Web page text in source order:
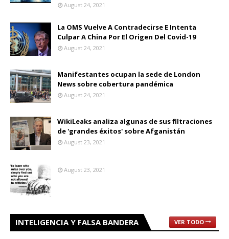
August 24, 2021
La OMS Vuelve A Contradecirse E Intenta
Culpar A China Por El Origen Del Covid-19
August 24, 2021
Manifestantes ocupan la sede de London
News sobre cobertura pandémica
August 24, 2021
WikiLeaks analiza algunas de sus filtraciones
de 'grandes éxitos' sobre Afganistán
August 23, 2021
August 23, 2021
INTELIGENCIA Y FALSA BANDERA VER TODO